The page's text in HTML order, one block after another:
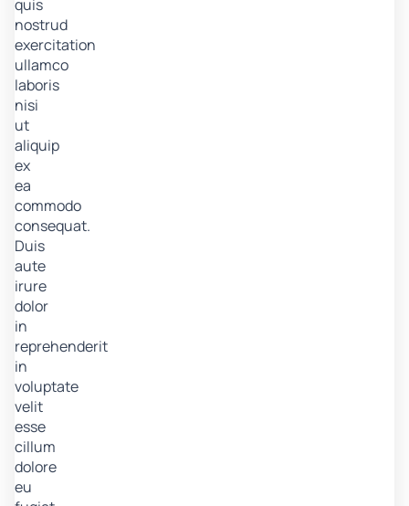
quis
nostrud
exercitation
ullamco
laboris
nisi
ut
aliquip
ex
ea
commodo
consequat.
Duis
aute
irure
dolor
in
reprehenderit
in
voluptate
velit
esse
cillum
dolore
eu